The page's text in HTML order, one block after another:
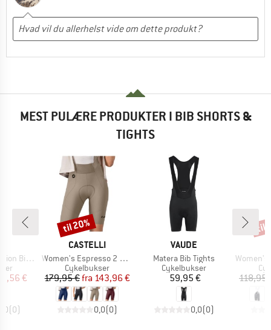
MEST PULÆRE PRODUKTER I BIB SHORTS &
TIGHTS
Mondo
pris
€
(0)
MÆRKE
CASTELLI
Artikel
Women's Espresso 2 DT Bibshort
Produktgruppe
Cykelbukser
Pris
179,95 € Nedsat pris
fra 143,96 €
0,0(0)
Rabat
til 20%
MÆRKE
VAUDE
Artikel
Matera Bib Tights
Produktgruppe
Cykelbukser
Pris
59,95 €
0,0(0)
Artikel
Women's
118,95
til